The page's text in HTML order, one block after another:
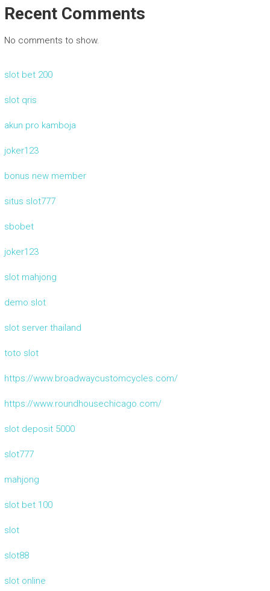
Recent Comments
No comments to show.
slot bet 200
slot qris
akun pro kamboja
joker123
bonus new member
situs slot777
sbobet
joker123
slot mahjong
demo slot
slot server thailand
toto slot
https://www.broadwaycustomcycles.com/
https://www.roundhousechicago.com/
slot deposit 5000
slot777
mahjong
slot bet 100
slot
slot88
slot online